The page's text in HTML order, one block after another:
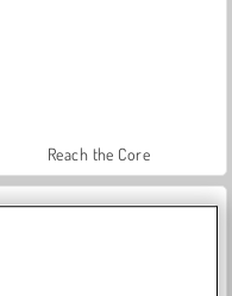
Reach the Core